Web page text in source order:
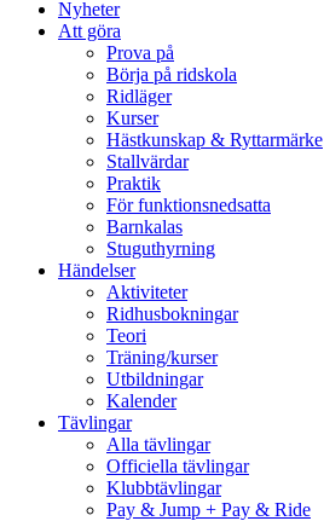
Nyheter
Att göra
Prova på
Börja på ridskola
Ridläger
Kurser
Hästkunskap & Ryttarmärke
Stallvärdar
Praktik
För funktionsnedsatta
Barnkalas
Stuguthyrning
Händelser
Aktiviteter
Ridhusbokningar
Teori
Träning/kurser
Utbildningar
Kalender
Tävlingar
Alla tävlingar
Officiella tävlingar
Klubbtävlingar
Pay & Jump + Pay & Ride